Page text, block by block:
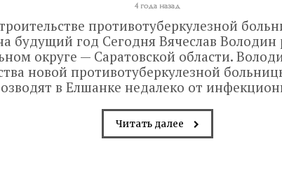
4 года назад
противотуберкулезной
будущий год Сегодня Вячеслав Володин
округе — Саратовской области.
новой противотуберкулезной
в Елшанке недалеко от
Читать далее